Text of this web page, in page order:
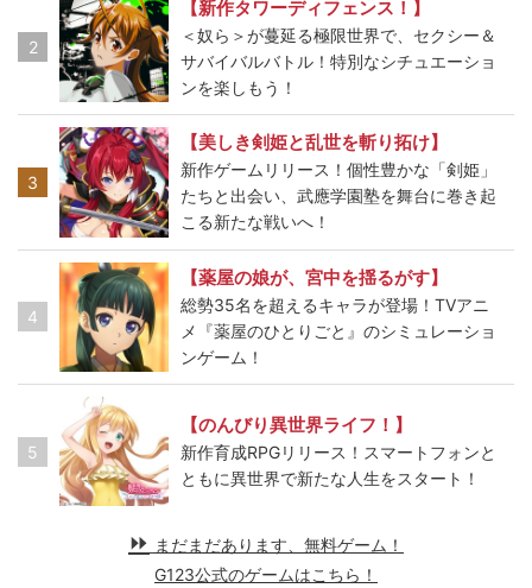
2
【新作タワーディフェンス！】
＜奴ら＞が蔓延る極限世界で、セクシー＆
サバイバルバトル！特別なシチュエーショ
ンを楽しもう！
3
【美しき剣姫と乱世を斬り拓け】
新作ゲームリリース！個性豊かな「剣姫」
たちと出会い、武應学園塾を舞台に巻き起
こる新たな戦いへ！
4
【薬屋の娘が、宮中を揺るがす】
総勢35名を超えるキャラが登場！TVアニ
メ『薬屋のひとりごと』のシミュレーショ
ンゲーム！
5
【のんびり異世界ライフ！】
新作育成RPGリリース！スマートフォンと
ともに異世界で新たな人生をスタート！
まだまだあります、無料ゲーム！
G123公式のゲームはこちら！